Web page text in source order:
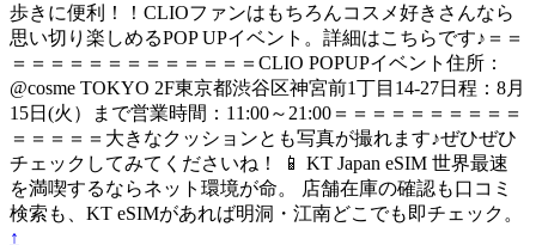
歩きに便利！！CLIOファンはもちろんコスメ好きさんなら
思い切り楽しめるPOP UPイベント。詳細はこちらです♪＝＝
＝＝＝＝＝＝＝＝＝＝＝＝＝CLIO POPUPイベント住所：
@cosme TOKYO 2F東京都渋谷区神宮前1丁目14-27日程：8月
15日(火）まで営業時間：11:00～21:00＝＝＝＝＝＝＝＝＝＝
＝＝＝＝＝大きなクッションとも写真が撮れます♪ぜひぜひ
チェックしてみてくださいね！ 📱 KT Japan eSIM 世界最速
を満喫するならネット環境が命。 店舗在庫の確認も口コミ
検索も、KT eSIMがあれば明洞・江南どこでも即チェック。
↑